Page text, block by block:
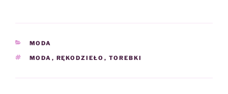
KATEGORIE
MODA
TAGI
MODA , RĘKODZIEŁO , TOREBKI